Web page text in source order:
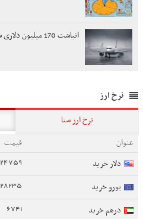
انباشت 170 میلیون دلاری سود و جریمه دیرکرد ایران‌ایر
نرخ ارز
نرخ ارز سنا
عنوان
قیمت
دلار خرید
24759
یورو خرید 28235
درهم خرید 6741